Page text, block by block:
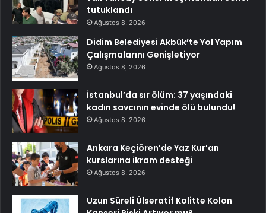
tutuklandı
Ağustos 8, 2026
Didim Belediyesi Akbük’te Yol Yapım
Çalışmalarını Genişletiyor
Ağustos 8, 2026
İstanbul’da sır ölüm: 37 yaşındaki
kadın savcının evinde ölü bulundu!
Ağustos 8, 2026
Ankara Keçiören’de Yaz Kur’an
kurslarına ikram desteği
Ağustos 8, 2026
Uzun Süreli Ülseratif Kolitte Kolon